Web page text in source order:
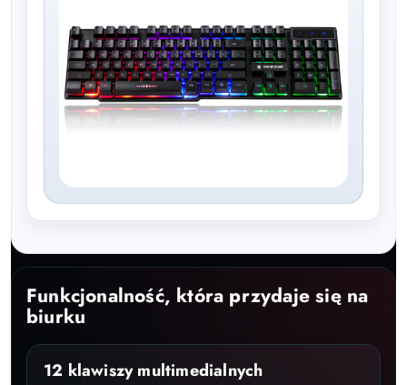
Funkcjonalność, która przydaje się na
biurku
12 klawiszy multimedialnych